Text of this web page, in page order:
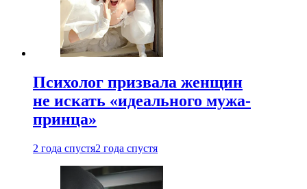
Психолог призвала женщин
не искать «идеального мужа-
принца»
2 года спустя2 года спустя